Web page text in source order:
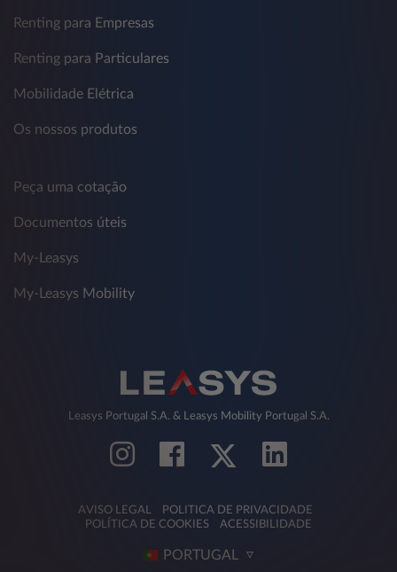
Renting para Empresas
Renting para Particulares
Mobilidade Elétrica
Os nossos produtos
Peça uma cotação
Documentos úteis
My-Leasys
My-Leasys Mobility
Leasys Portugal S.A. & Leasys Mobility Portugal S.A.
AVISO LEGAL
POLITICA DE PRIVACIDADE
POLÍTICA DE COOKIES
ACESSIBILIDADE
PORTUGAL